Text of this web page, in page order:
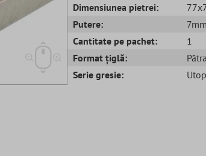
Dimensiunea pietrei:
Putere:
7mm
Cantitate pe pachet:
1
Format țiglă:
Serie gresie: